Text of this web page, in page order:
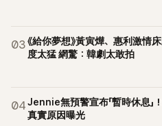
03《給你夢想》黃寅燁、惠利激情
度太猛 網驚：韓劇太敢拍
04Jennie無預警宣布「暫時休息」
真實原因曝光